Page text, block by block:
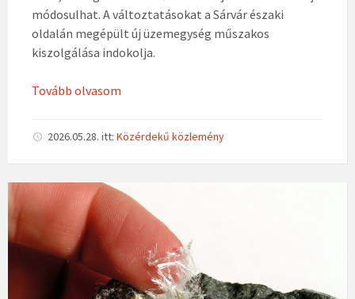
módosulhat. A változtatásokat a Sárvár északi
oldalán megépült új üzemegység műszakos
kiszolgálása indokolja.
Tovább olvasom
2026.05.28. itt: Közérdekű közlemény